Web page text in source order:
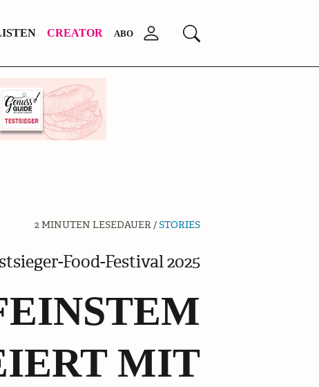
CREATOR ABO AnmeldenSuchen
2 MINUTEN LESEDAUER /STORIES
Food-Festival 2025
MIT